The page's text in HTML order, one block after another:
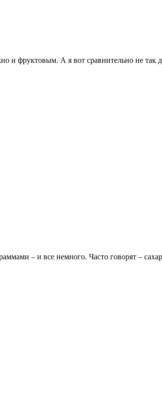
фруктовым. А я вот сравнительно не так
– и все немного. Часто говорят –